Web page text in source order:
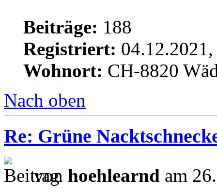
Beiträge: 188
Registriert:
Wohnort: CH-8820
Nach oben
Re: Grüne
von hoehlearnd am